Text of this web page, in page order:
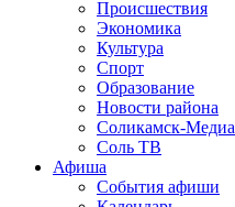
Происшествия
Экономика
Культура
Спорт
Образование
Новости района
Соликамск-Медиа
Соль ТВ
Афиша
События афиши